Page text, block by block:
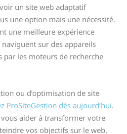
un site web adaptatif
une option mais une nécessité.
une meilleure expérience
sur des appareils
par les moteurs de recherche
ou d’optimisation de site
ProSiteGestion dès aujourd’hui.
aider à transformer votre
vos objectifs sur le web.